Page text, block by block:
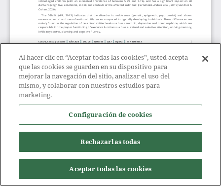
Al hacer clic en “Aceptar todas las cookies”, usted acepta
que las cookies se guarden en su dispositivo para
mejorar la navegación del sitio, analizar el uso del
mismo, y colaborar con nuestros estudios para
marketing.
Configuración de cookies
Rechazarlas todas
Aceptar todas las cookies